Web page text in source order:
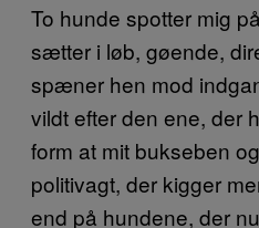
To hunde spotter mig
sætter i løb, gøende,
spæner hen mod
vildt efter den ene, der
form at mit bukseben
politivagt, der kigger
end på hundene, der